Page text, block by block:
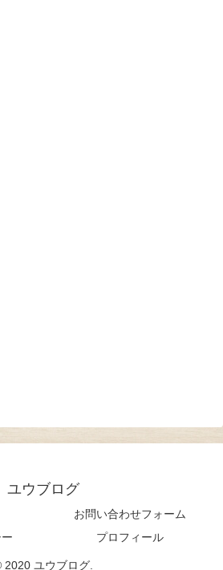
ユウブログ
お問い合わせフォーム
プロフィール
2020 ユウブログ.